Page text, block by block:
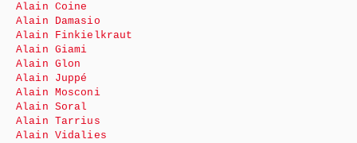
Alain Coine
Alain Damasio
Alain Finkielkraut
Alain Giami
Alain Glon
Alain Juppé
Alain Mosconi
Alain Soral
Alain Tarrius
Alain Vidalies